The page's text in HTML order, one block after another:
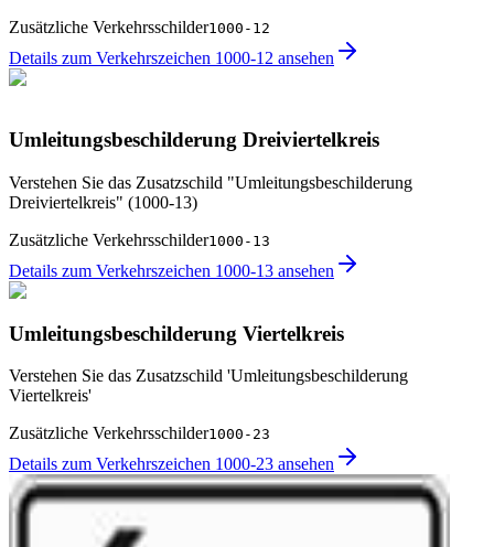
Zusätzliche Verkehrsschilder1000-12
Details zum Verkehrszeichen 1000-12 ansehen
Umleitungsbeschilderung Dreiviertelkreis
Verstehen Sie das Zusatzschild "Umleitungsbeschilderung
Dreiviertelkreis" (1000-13)
Zusätzliche Verkehrsschilder1000-13
Details zum Verkehrszeichen 1000-13 ansehen
Umleitungsbeschilderung Viertelkreis
Verstehen Sie das Zusatzschild 'Umleitungsbeschilderung
Viertelkreis'
Zusätzliche Verkehrsschilder1000-23
Details zum Verkehrszeichen 1000-23 ansehen